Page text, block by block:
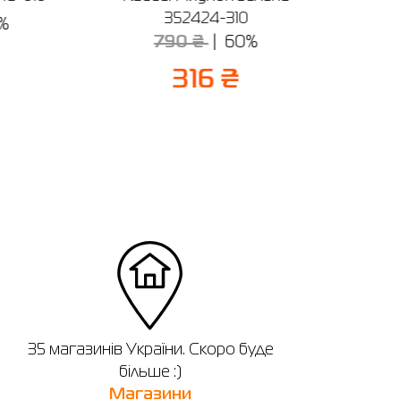
352424-310
790 ₴ 60%
316 ₴
35 магазинів України. Скоро буде
більше :)
Магазини